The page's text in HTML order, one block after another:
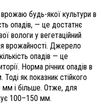
будь-якої культури в
опадів, — це достатнє
вологи у вегетаційний
врожайності. Джерело
опадів — це
Норма річних опадів в
як показник стійкого
мм і більше. Отже, для
100–150 мм.